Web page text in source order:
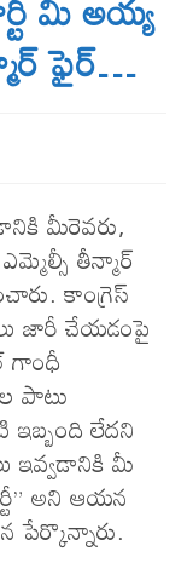
ఫైర్…
మీరెవరు,
తీన్మార్
కాంగ్రెస్
జారీ చేయడంపై
గాంధీ
పాటు
లేదని
ఇవ్వడానికి మీ
అని ఆయన
పేర్కొన్నారు.